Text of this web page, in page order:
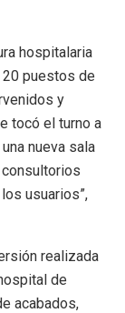
hospitalaria
20 puestos de
y
tocó el turno a
nueva sala
consultorios
usuarios”,
realizada
de
acabados,